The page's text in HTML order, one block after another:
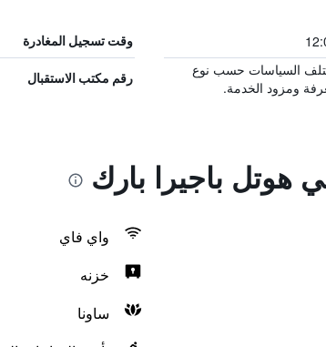
وقت تسجيل المغادرة
السياسات حسب نوع
ومزود الخدمة.
رقم مكتب الاستقبال
هوتل باجيرا بارك
واي فاي
خزنه
ساونا